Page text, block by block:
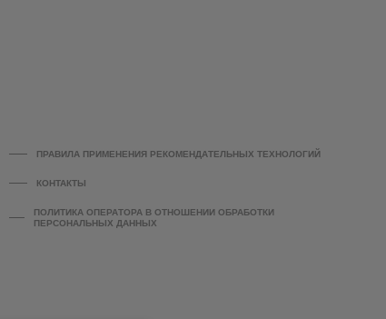
ПРАВИЛА ПРИМЕНЕНИЯ РЕКОМЕНДАТЕЛЬНЫХ ТЕХНОЛОГИЙ
КОНТАКТЫ
ПОЛИТИКА ОПЕРАТОРА В ОТНОШЕНИИ ОБРАБОТКИ
ПЕРСОНАЛЬНЫХ ДАННЫХ